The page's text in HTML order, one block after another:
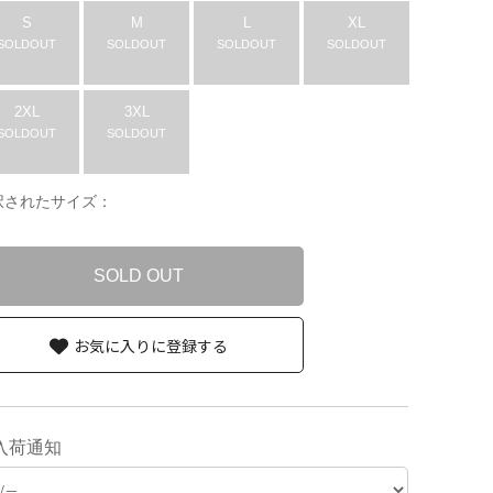
S M
SOLDOUT
L
SOLDOUT
XL
SOLDOUT
2XL 3XL
SOLDOUT
れたサイズ：
SOLD OUT
荷通知
お気に入りに登録する